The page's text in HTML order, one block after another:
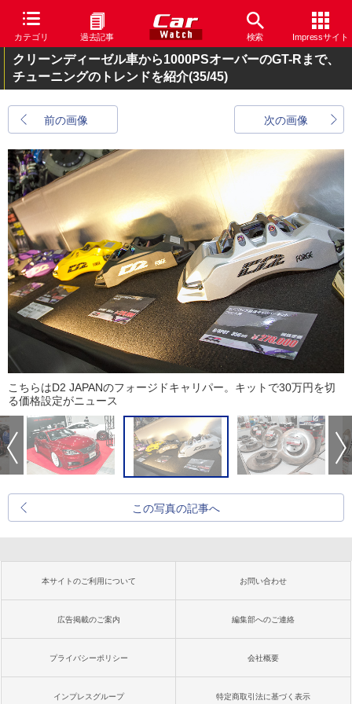
カテゴリ 過去記事 検索 Impressサイト
クリーンディーゼル車から1000PSオーバーのGT-Rまで、
チューニングのトレンドを紹介(35/45)
前の画像 次の画像
こちらはD2 JAPANのフォージドキャリパー。キットで30万円を切
る価格設定がニュース
この写真の記事へ
本サイトのご利用について お問い合わせ
広告掲載のご案内 編集部へのご連絡
プライバシーポリシー 会社概要
インプレスグループ 特定商取引法に基づく表示